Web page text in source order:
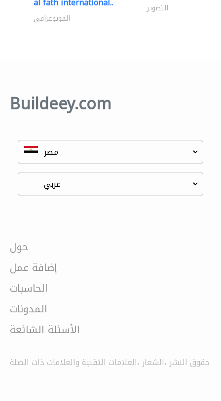
التصوير
الفوتوغرافي
Buildeey.com
حول
إضافة عمل
الحاسبات
المدونات
الأسئلة الشائعة
حقوق النشر ،الشعار ،العلامات التقنية والعلامات ذات الصلة